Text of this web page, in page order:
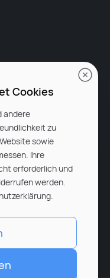
Cookies
andere
zu
sowie
Ihre
erforderlich und
werden.